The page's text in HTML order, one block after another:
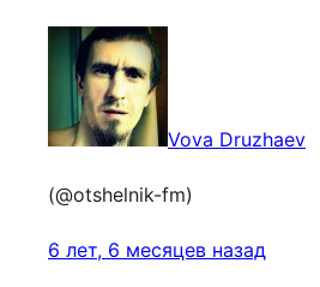
Vova Druzhaev
(@otshelnik-fm)
6 лет, 6 месяцев назад